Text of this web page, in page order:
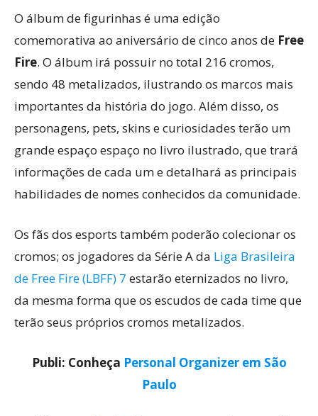
O álbum de figurinhas é uma edição
comemorativa ao aniversário de cinco anos de Free
Fire. O álbum irá possuir no total 216 cromos,
sendo 48 metalizados, ilustrando os marcos mais
importantes da história do jogo. Além disso, os
personagens, pets, skins e curiosidades terão um
grande espaço espaço no livro ilustrado, que trará
informações de cada um e detalhará as principais
habilidades de nomes conhecidos da comunidade.
Os fãs dos esports também poderão colecionar os
cromos; os jogadores da Série A da Liga Brasileira
de Free Fire (LBFF) 7 estarão eternizados no livro,
da mesma forma que os escudos de cada time que
terão seus próprios cromos metalizados.
Publi: Conheça Personal Organizer em São
Paulo